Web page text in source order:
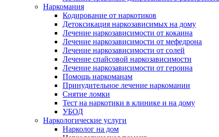
Наркомания
Кодирование от наркотиков
Детоксикация наркозависимых на дому
Лечение наркозависимости от кокаина
Лечение наркозависимости от мефедрона
Лечение наркозависимости от солей
Лечение спайсовой наркозависимости
Лечение наркозависимости от героина
Помощь наркоманам
Принудительное лечение наркомании
Снятие ломки
Тест на наркотики в клинике и на дому
УБОД
Наркологические услуги
Нарколог на дом